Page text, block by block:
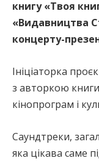
книгу «Твоя
«Видавництва
концерту-
Ініціаторка
з авторкою
кінопрограм і
Саундтреки,
яка цікава саме